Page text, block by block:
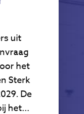
uit
het
Sterk
De
het...